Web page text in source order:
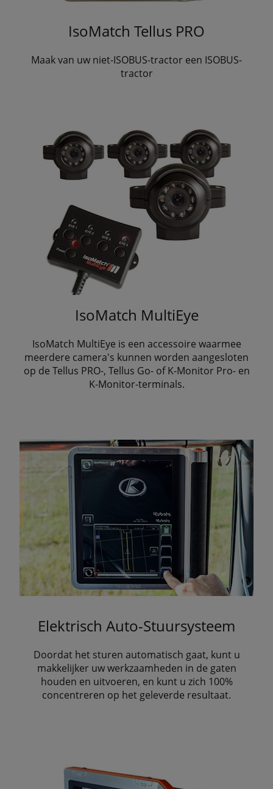
IsoMatch Tellus PRO
Maak van uw niet-ISOBUS-tractor een ISOBUS-
tractor
IsoMatch MultiEye
IsoMatch MultiEye is een accessoire waarmee
meerdere camera's kunnen worden aangesloten
op de Tellus PRO-, Tellus Go- of K-Monitor Pro- en
K-Monitor-terminals.
Elektrisch Auto-Stuursysteem
Doordat het sturen automatisch gaat, kunt u
makkelijker uw werkzaamheden in de gaten
houden en uitvoeren, en kunt u zich 100%
concentreren op het geleverde resultaat.